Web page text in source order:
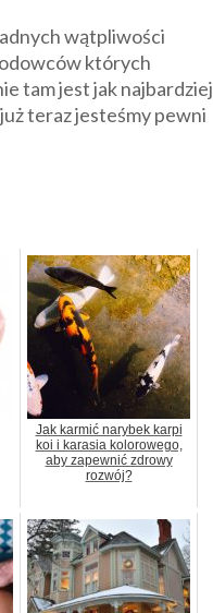
wątpliwości
których
tam jest jak najbardziej
teraz jesteśmy pewni
Jak karmić narybek karpi
koi i karasia kolorowego,
aby zapewnić zdrowy
rozwój?